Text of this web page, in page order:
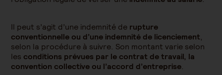
Il peut s’agit d’une indemnité de rupture
conventionnelle ou d’une indemnité de licenciement,
selon la procédure à suivre. Son montant varie selon
les conditions prévues par le contrat de travail, la
convention collective ou l’accord d’entreprise.